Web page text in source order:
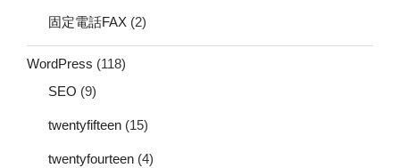
固定電話FAX (2)
WordPress (118)
SEO (9)
twentyfifteen (15)
twentyfourteen (4)